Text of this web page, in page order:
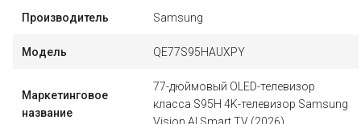
Производитель Samsung
Модель QE77S95HAUXPY
Маркетинговое
название
77-дюймовый OLED-телевизор
класса S95H 4K-телевизор Samsung